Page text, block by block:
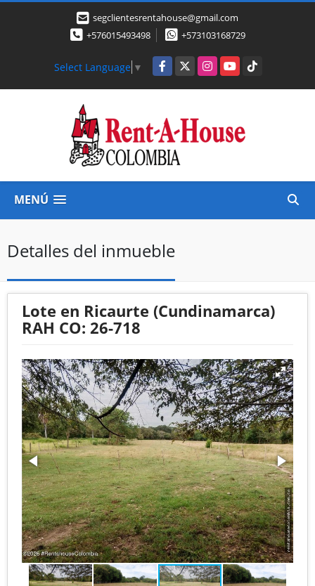
segclientesrentahouse@gmail.com
+576015493498
+573103168729
Select Language ▼ Facebook
X InstagramYouTubeTikTok
MENÚ
Detalles del inmueble
Lote en Ricaurte (Cundinamarca)
RAH CO: 26-718